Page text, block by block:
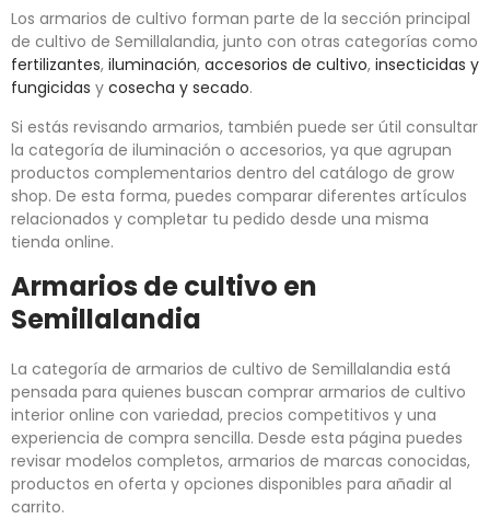
Los armarios de cultivo forman parte de la sección principal
de cultivo de Semillalandia, junto con otras categorías como
fertilizantes, iluminación, accesorios de cultivo, insecticidas y
fungicidas y cosecha y secado.
Si estás revisando armarios, también puede ser útil consultar
la categoría de iluminación o accesorios, ya que agrupan
productos complementarios dentro del catálogo de grow
shop. De esta forma, puedes comparar diferentes artículos
relacionados y completar tu pedido desde una misma
tienda online.
Armarios de cultivo en
Semillalandia
La categoría de armarios de cultivo de Semillalandia está
pensada para quienes buscan comprar armarios de cultivo
interior online con variedad, precios competitivos y una
experiencia de compra sencilla. Desde esta página puedes
revisar modelos completos, armarios de marcas conocidas,
productos en oferta y opciones disponibles para añadir al
carrito.